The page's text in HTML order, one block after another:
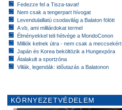
Fedezze fel a Tisza-tavat!
Nem csak a tengerpart hívogat
Levendulaillatú csodavilág a Balaton fölött
A vb, ami milliárdokat termel
Élményekkel teli hétvége a MondoConon
Milliók kelnek útra - nem csak a meccsekért
Japán és Korea beköltözik a Hungexpóra
Átalakult a sportzóna
Villák, legendák: időutazás a Balatonon
KÖRNYEZETVÉDELEM